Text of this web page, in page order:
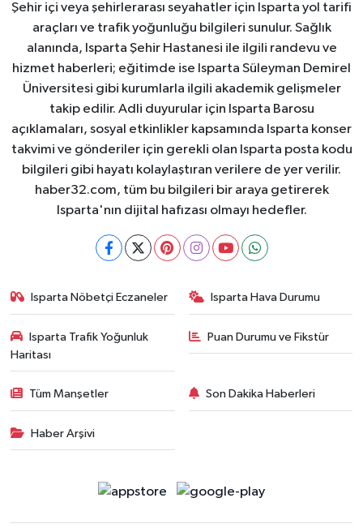
Şehir içi veya şehirlerarası seyahatler için Isparta yol tarifi
araçları ve trafik yoğunluğu bilgileri sunulur. Sağlık
alanında, Isparta Şehir Hastanesi ile ilgili randevu ve
hizmet haberleri; eğitimde ise Isparta Süleyman Demirel
Üniversitesi gibi kurumlarla ilgili akademik gelişmeler
takip edilir. Adli duyurular için Isparta Barosu
açıklamaları, sosyal etkinlikler kapsamında Isparta konser
takvimi ve gönderiler için gerekli olan Isparta posta kodu
bilgileri gibi hayatı kolaylaştıran verilere de yer verilir.
haber32.com, tüm bu bilgileri bir araya getirerek
Isparta'nın dijital hafızası olmayı hedefler.
Isparta Nöbetçi Eczaneler Isparta Hava Durumu
Isparta Trafik Yoğunluk
Haritası
Puan Durumu ve Fikstür
Tüm Manşetler Son Dakika Haberleri
Haber Arşivi